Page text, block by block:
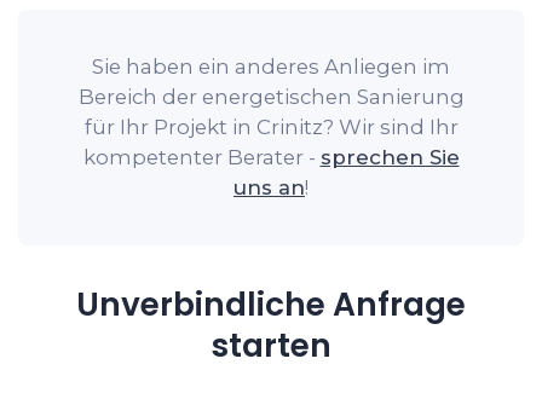
Sie haben ein anderes Anliegen im
Bereich der energetischen Sanierung
für Ihr Projekt in Crinitz? Wir sind Ihr
kompetenter Berater - sprechen Sie
uns an!
Unverbindliche Anfrage
starten